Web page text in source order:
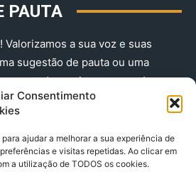
Consentimento
ajudar a melhorar a sua experiência de
e visitas repetidas. Ao clicar em
a utilização de TODOS os cookies.
PAUTA
a sua voz e suas
sugestão de pauta ou uma
contada, envie-nos agora!